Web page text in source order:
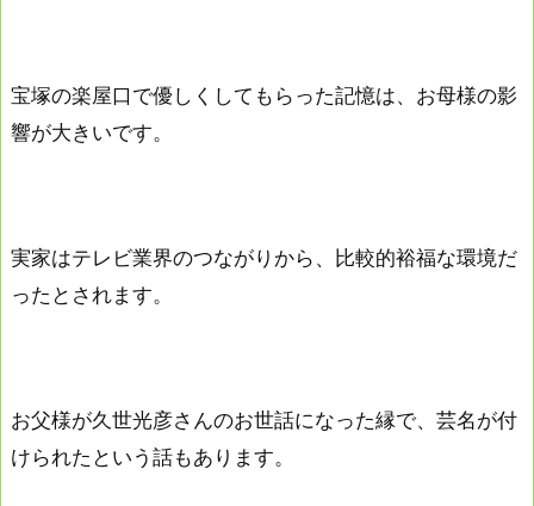
宝塚の楽屋口で優しくしてもらった記憶は、お母様の影
響が大きいです。
実家はテレビ業界のつながりから、比較的裕福な環境だ
ったとされます。
お父様が久世光彦さんのお世話になった縁で、芸名が付
けられたという話もあります。